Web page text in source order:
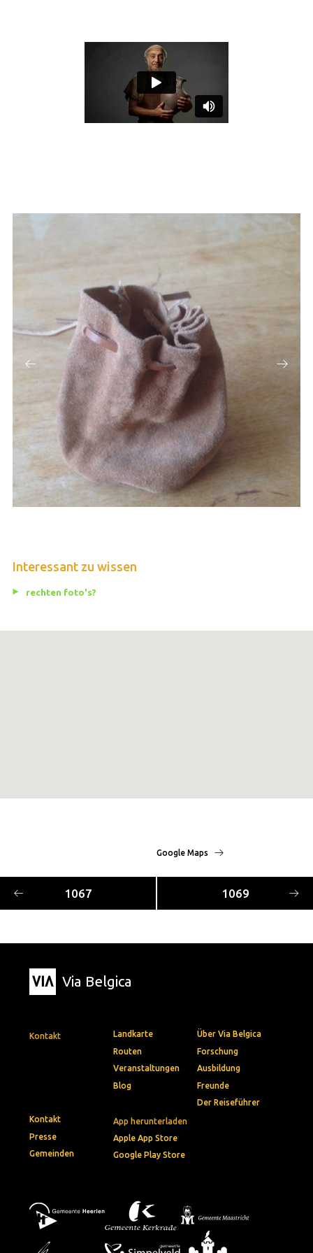
Interessant zu wissen
rechten foto's?
Google Maps
1067 1069
Via Belgica
Kontakt
App herunterladen
Apple App Store
Google Play Store
Landkarte
Routen
Veranstaltungen
Blog
Über Via Belgica
Forschung
Ausbildung
Freunde
Der Reiseführer
Kontakt
Presse
Gemeinden